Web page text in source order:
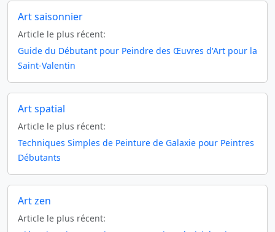
Art saisonnier
Article le plus récent:
Guide du Débutant pour Peindre des Œuvres d'Art pour la
Saint-Valentin
Art spatial
Article le plus récent:
Techniques Simples de Peinture de Galaxie pour Peintres
Débutants
Art zen
Article le plus récent: